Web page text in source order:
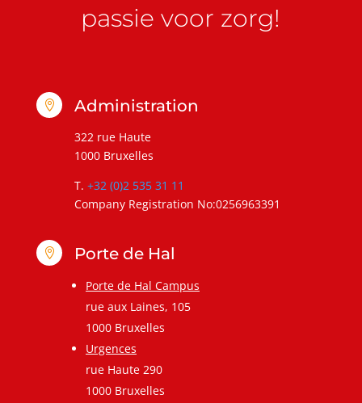
passie voor zorg!
 Administration
322 rue Haute
1000 Bruxelles
T. +32 (0)2 535 31 11
Company Registration No:0256963391
 Porte de Hal
Porte de Hal Campus
rue aux Laines, 105
1000 Bruxelles
Urgences
rue Haute 290
1000 Bruxelles